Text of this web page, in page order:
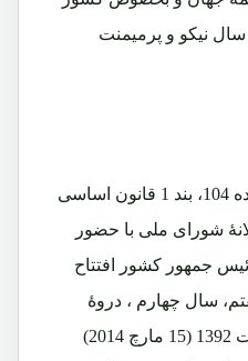
نیکو و پرمیمنت
به تأسی ازماده 64، بند 9 و ماده 104، بند 1 قانون اساسی
شورای ملی با حضور
جمهور کشور افتتاح
سال چهارم ، دروۀ
شانزدهم تقنینی بتاریخ 24 حوت 1392 (15 مارچ 2014)